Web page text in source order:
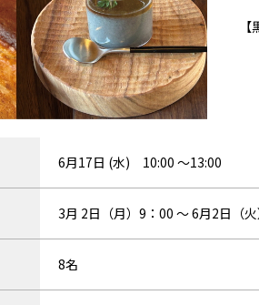
6月17日 (水) 10:00 ～13:00
3月 2日（月）9：00 ～ 6月2日（
8名